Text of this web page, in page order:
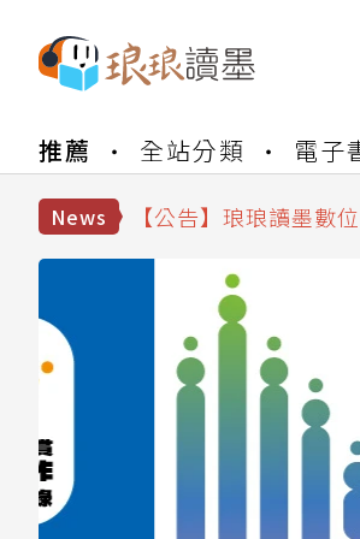
推薦 全站分類 電子
News
【公告】琅琅書店服
【公告】琅琅讀墨數
【公告】琅琅讀墨 3
【公告】琅琅書店服
【公告】因